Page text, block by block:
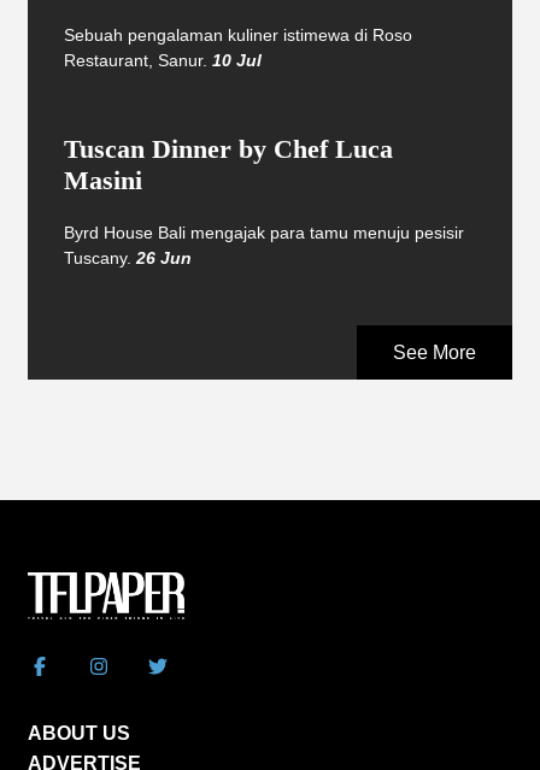
Sebuah pengalaman kuliner istimewa di Roso
Restaurant, Sanur. 10 Jul
Tuscan Dinner by Chef Luca
Masini
Byrd House Bali mengajak para tamu menuju pesisir
Tuscany.26 Jun
See More
ABOUT US
ADVERTISE